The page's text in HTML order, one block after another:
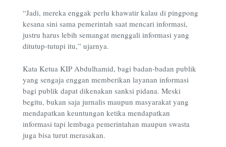
“Jadi, mereka enggak perlu khawatir kalau di pingpong
kesana sini sama pemerintah saat mencari informasi,
justru harus lebih semangat menggali informasi yang
ditutup-tutupi itu,” ujarnya.
Kata Ketua KIP Abdulhamid, bagi badan-badan publik
yang sengaja enggan memberikan layanan informasi
bagi publik dapat dikenakan sanksi pidana. Meski
begitu, bukan saja jurnalis maupun masyarakat yang
mendapatkan keuntungan ketika mendapatkan
informasi tapi lembaga pemerintahan maupun swasta
juga bisa turut merasakan.